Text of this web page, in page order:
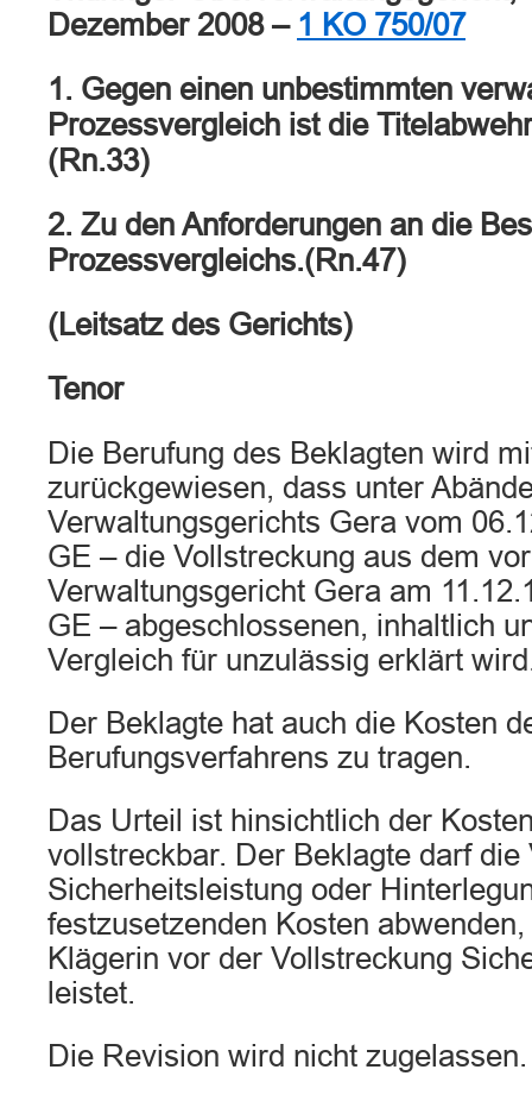
Dezember 2008 – 1 KO 750/07
1. Gegen einen unbestimmten
Prozessvergleich ist die
(Rn.33)
2. Zu den Anforderungen an die
Prozessvergleichs.(Rn.47)
(Leitsatz des Gerichts)
Tenor
Die Berufung des Beklagten wird
zurückgewiesen, dass unter
Verwaltungsgerichts Gera vom
GE – die Vollstreckung aus dem
Verwaltungsgericht Gera am
GE – abgeschlossenen, inhaltlich
Vergleich für unzulässig erklärt
Der Beklagte hat auch die Kosten
Berufungsverfahrens zu tragen.
Das Urteil ist hinsichtlich der
vollstreckbar. Der Beklagte darf die
Sicherheitsleistung oder
festzusetzenden Kosten
Klägerin vor der Vollstreckung
leistet.
Die Revision wird nicht zugelassen.